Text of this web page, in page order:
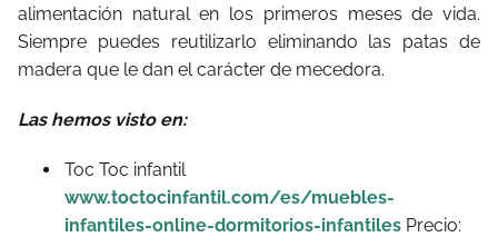
alimentación natural en los primeros meses de vida.
Siempre puedes reutilizarlo eliminando las patas de
madera que le dan el carácter de mecedora.
Las hemos visto en:
Toc Toc infantil
www.toctocinfantil.com/es/muebles-
infantiles-online-dormitorios-infantiles Precio: